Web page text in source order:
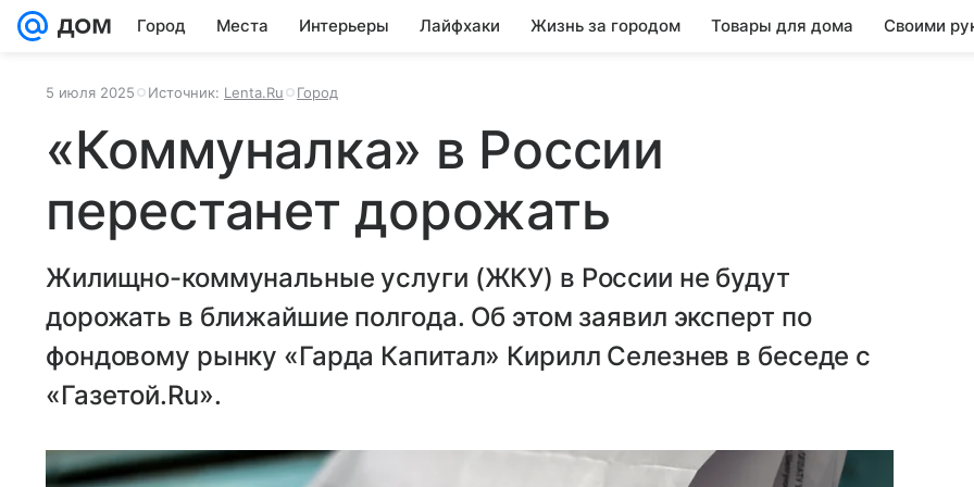
Город Места Интерьеры Лайфхаки Жизнь за городом Товары для дома Своими
5 июля 2025 Источник: Lenta.Ru Город
«Коммуналка» в России
перестанет дорожать
Жилищно-коммунальные услуги (ЖКУ) в России не будут
дорожать в ближайшие полгода. Об этом заявил эксперт по
фондовому рынку «Гарда Капитал» Кирилл Селезнев в беседе с
«Газетой.Ru».